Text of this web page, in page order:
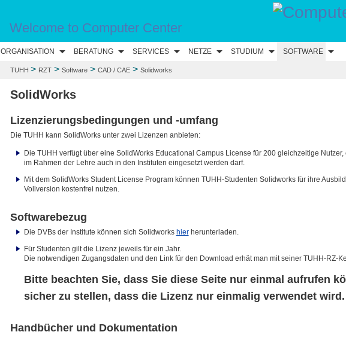
Welcome to Computer Center
ORGANISATION BERATUNG SERVICES NETZE STUDIUM SOFTWARE
TUHH > RZT> Software> CAD / CAE> Solidworks
SolidWorks
Lizenzierungsbedingungen und -umfang
Die TUHH kann SolidWorks unter zwei Lizenzen anbieten:
Die TUHH verfügt über eine SolidWorks Educational Campus License für 200 gleichzeitige
im Rahmen der Lehre auch in den Instituten eingesetzt werden darf.
Mit dem SolidWorks Student License Program können TUHH-Studenten Solidworks für ihre
Vollversion kostenfrei nutzen.
Softwarebezug
Die DVBs der Institute können sich Solidworks hierherunterladen.
Für Studenten gilt die Lizenz jeweils für ein Jahr.
Die notwendigen Zugangsdaten und den Link für den Download erhät man mit seiner TUHH-RZ-
Bitte beachten Sie, dass Sie diese Seite nur einmal aufrufen
sicher zu stellen, dass die Lizenz nur einmalig verwendet wird.
Handbücher und Dokumentation